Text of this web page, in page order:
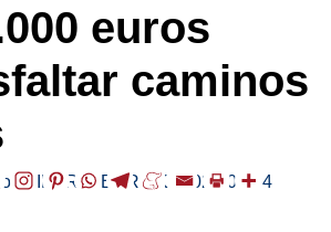
euros
caminos
/EIBAR ,HERRIAK /2024-09-04